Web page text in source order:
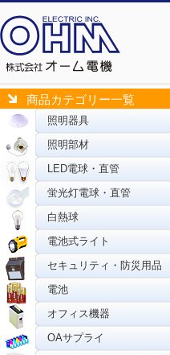
商品カテゴリー一覧
照明器具
照明部材
LED電球・直管
蛍光灯電球・直管
白熱球
電池式ライト
セキュリティ・防災用品
電池
オフィス機器
OAサプライ